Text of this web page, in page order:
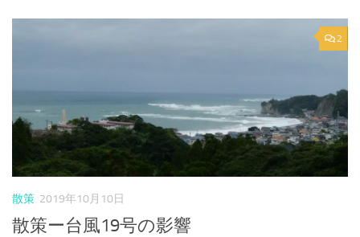
2
散策 2019年10月10日
散策ー台風19号の影響